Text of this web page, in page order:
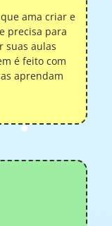
ama criar e
precisa para
suas aulas
é feito com
aprendam